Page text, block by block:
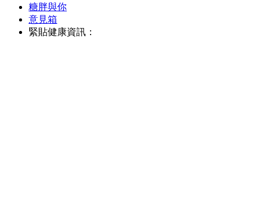
糖胖與你
意見箱
緊貼健康資訊：